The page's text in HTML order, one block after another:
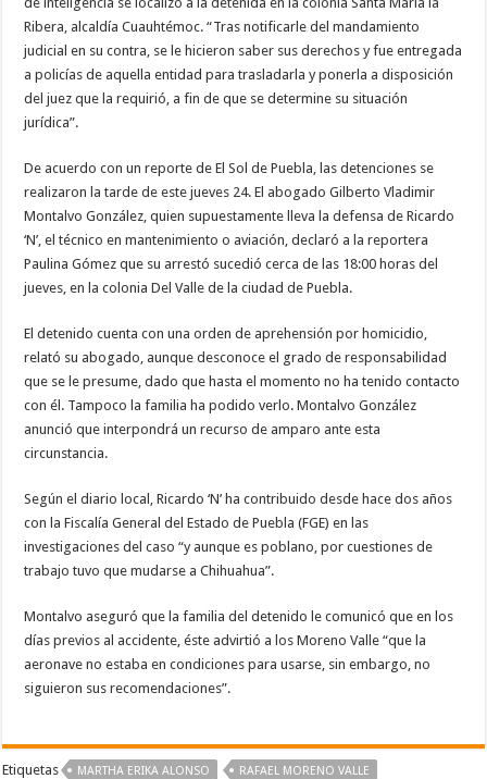
Ribera, alcaldía Cuauhtémoc. “Tras notificarle del mandamiento
judicial en su contra, se le hicieron saber sus derechos y fue entregada
a policías de aquella entidad para trasladarla y ponerla a disposición
del juez que la requirió, a fin de que se determine su situación
jurídica”.
De acuerdo con un reporte de El Sol de Puebla, las detenciones se
realizaron la tarde de este jueves 24. El abogado Gilberto Vladimir
Montalvo González, quien supuestamente lleva la defensa de Ricardo
‘N’, el técnico en mantenimiento o aviación, declaró a la reportera
Paulina Gómez que su arrestó sucedió cerca de las 18:00 horas del
jueves, en la colonia Del Valle de la ciudad de Puebla.
El detenido cuenta con una orden de aprehensión por homicidio,
relató su abogado, aunque desconoce el grado de responsabilidad
que se le presume, dado que hasta el momento no ha tenido contacto
con él. Tampoco la familia ha podido verlo. Montalvo González
anunció que interpondrá un recurso de amparo ante esta
circunstancia.
Según el diario local, Ricardo ‘N’ ha contribuido desde hace dos años
con la Fiscalía General del Estado de Puebla (FGE) en las
investigaciones del caso “y aunque es poblano, por cuestiones de
trabajo tuvo que mudarse a Chihuahua”.
Montalvo aseguró que la familia del detenido le comunicó que en los
días previos al accidente, éste advirtió a los Moreno Valle “que la
aeronave no estaba en condiciones para usarse, sin embargo, no
siguieron sus recomendaciones”.
Etiquetas MARTHA ERIKA ALONSO RAFAEL MORENO VALLE